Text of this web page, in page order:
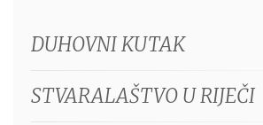
DUHOVNI KUTAK
STVARALAŠTVO U RIJEČI